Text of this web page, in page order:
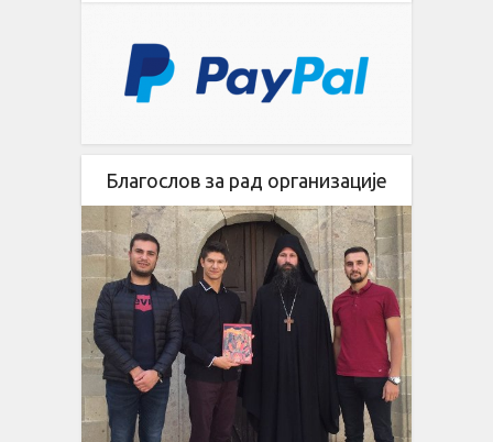
Благослов за рад организације